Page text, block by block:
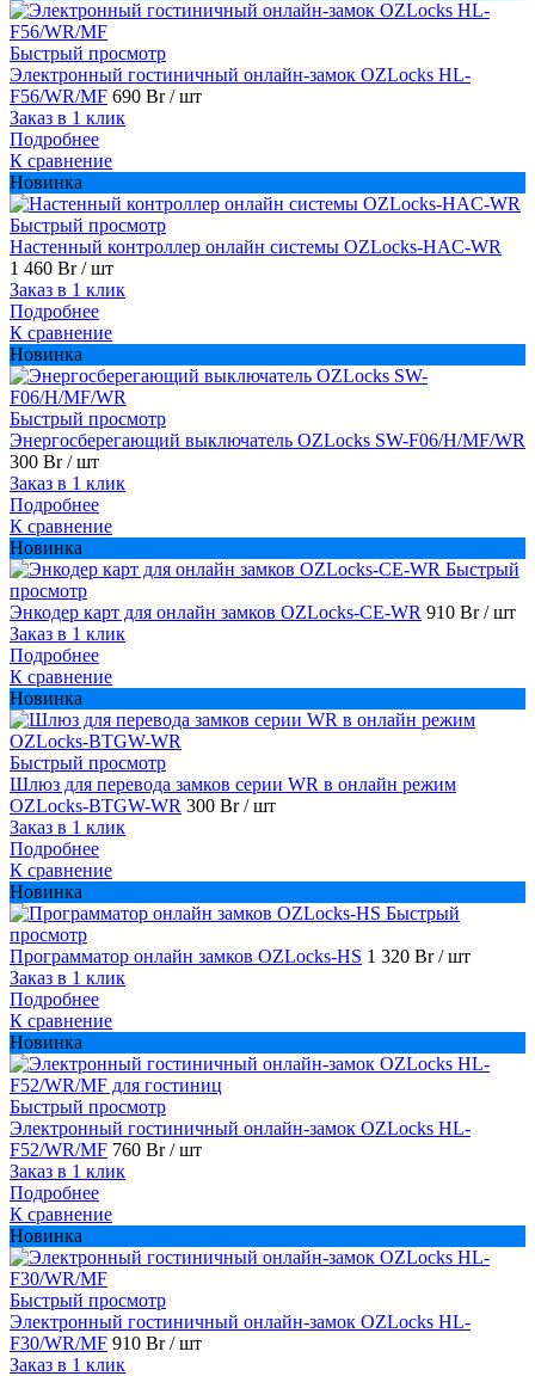
Быстрый просмотр
Электронный гостиничный онлайн-замок OZLocks HL-
F56/WR/MF 690 Br/ шт
Заказ в 1 клик
Подробнее
К сравнение
Новинка
Быстрый просмотр
Настенный контроллер онлайн системы OZLocks-HAC-WR
1 460 Br/ шт
Заказ в 1 клик
Подробнее
К сравнение
Новинка
Быстрый просмотр
Энергосберегающий выключатель OZLocks SW-F06/H/MF/WR
300 Br/ шт
Заказ в 1 клик
Подробнее
К сравнение
Новинка
Быстрый
просмотр
Энкодер карт для онлайн замков OZLocks-CE-WR 910 Br/ шт
Заказ в 1 клик
Подробнее
К сравнение
Новинка
Быстрый просмотр
Шлюз для перевода замков серии WR в онлайн режим
OZLocks-BTGW-WR 300 Br/ шт
Заказ в 1 клик
Подробнее
К сравнение
Новинка
Быстрый
просмотр
Программатор онлайн замков OZLocks-HS 1 320 Br/ шт
Заказ в 1 клик
Подробнее
К сравнение
Новинка
Быстрый просмотр
Электронный гостиничный онлайн-замок OZLocks HL-
F52/WR/MF 760 Br/ шт
Заказ в 1 клик
Подробнее
К сравнение
Новинка
Быстрый просмотр
Электронный гостиничный онлайн-замок OZLocks HL-
F30/WR/MF 910 Br/ шт
Заказ в 1 клик